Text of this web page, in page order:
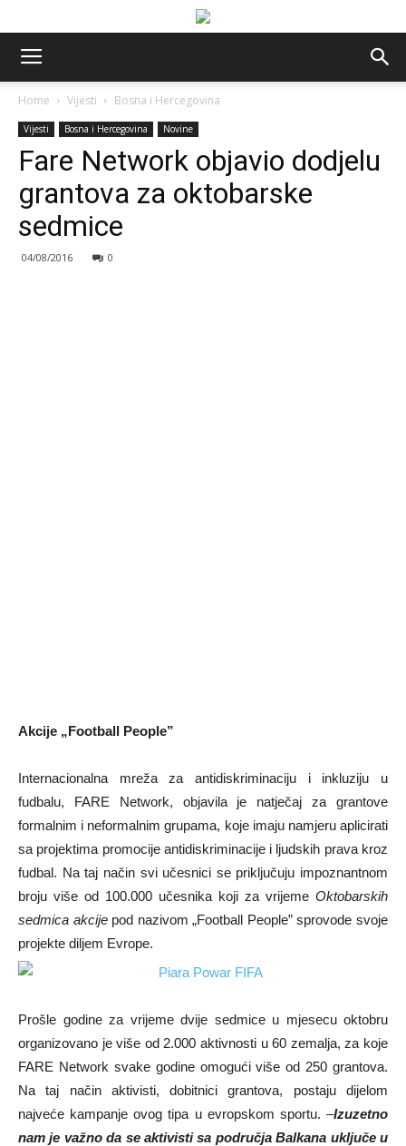
Home Vijesti Bosna i Hercegovina
Vijesti Bosna i Hercegovina Novine
Fare Network objavio dodjelu
grantova za oktobarske
sedmice
04/08/2016 0
Akcije „Football People”
Internacionalna mreža za antidiskriminaciju i inkluziju u
fudbalu, FARE Network, objavila je natječaj za grantove
formalnim i neformalnim grupama, koje imaju namjeru aplicirati
sa projektima promocije antidiskriminacije i ljudskih prava kroz
fudbal. Na taj način svi učesnici se priključuju impoznantnom
broju više od 100.000 učesnika koji za vrijeme Oktobarskih
sedmica akcijepod nazivom „Football People” sprovode svoje
projekte diljem Evrope.
Prošle godine za vrijeme dvije sedmice u mjesecu oktobru
organizovano je više od 2.000 aktivnosti u 60 zemalja, za koje
FARE Network svake godine omogući više od 250 grantova.
Na taj način aktivisti, dobitnici grantova, postaju dijelom
najveće kampanje ovog tipa u evropskom sportu. –Izuzetno
nam je važno da se aktivisti sa područja Balkana uključe u